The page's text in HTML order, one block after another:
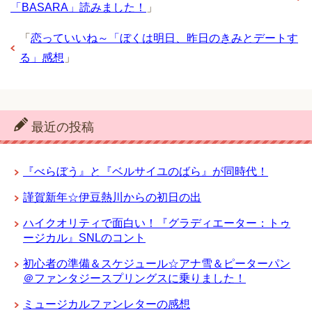
「BASARA」読みました！
」
「 恋っていいね～「ぼくは明日、昨日のきみとデートす
る」感想 」
最近の投稿
『べらぼう』と『ベルサイユのばら』が同時代！
謹賀新年☆伊豆熱川からの初日の出
ハイクオリティで面白い！『グラディエーター：トゥ
ージカル』SNLのコント
初心者の準備＆スケジュール☆アナ雪＆ピーターパン
＠ファンタジースプリングスに乗りました！
ミュージカルファンレターの感想